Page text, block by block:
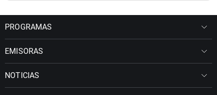
PROGRAMAS
EMISORAS
NOTICIAS